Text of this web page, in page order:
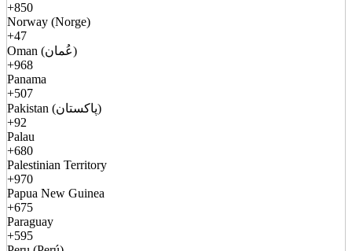
+850
Norway (Norge)
+47
Oman (عُمان)
+968
Panama
+507
Pakistan (پاکستان)
+92
Palau
+680
Palestinian Territory
+970
Papua New Guinea
+675
Paraguay
+595